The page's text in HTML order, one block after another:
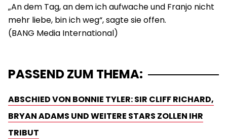
„An dem Tag, an dem ich aufwache und Franjo nicht
mehr liebe, bin ich weg“, sagte sie offen.
PASSEND ZUM THEMA:
ABSCHIED VON BONNIE TYLER: SIR CLIFF RICHARD,
BRYAN ADAMS UND WEITERE STARS ZOLLEN IHR
TRIBUT